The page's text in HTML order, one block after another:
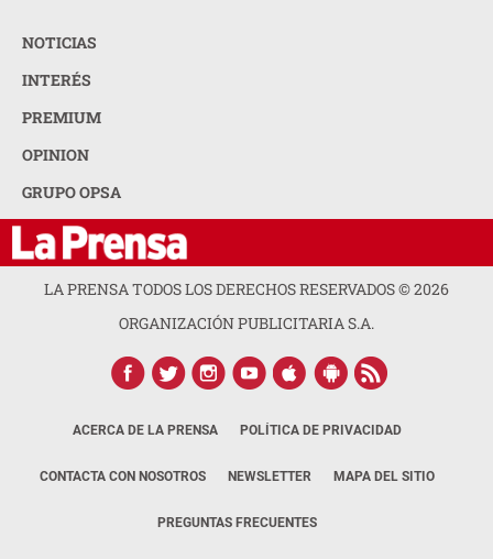
NOTICIAS
INTERÉS
PREMIUM
OPINION
GRUPO OPSA
LA PRENSA TODOS LOS DERECHOS RESERVADOS ©2026
ORGANIZACIÓN PUBLICITARIA S.A.
ACERCA DE LA PRENSA POLÍTICA DE PRIVACIDAD
CONTACTA CON NOSOTROS NEWSLETTER MAPA DEL SITIO
PREGUNTAS FRECUENTES